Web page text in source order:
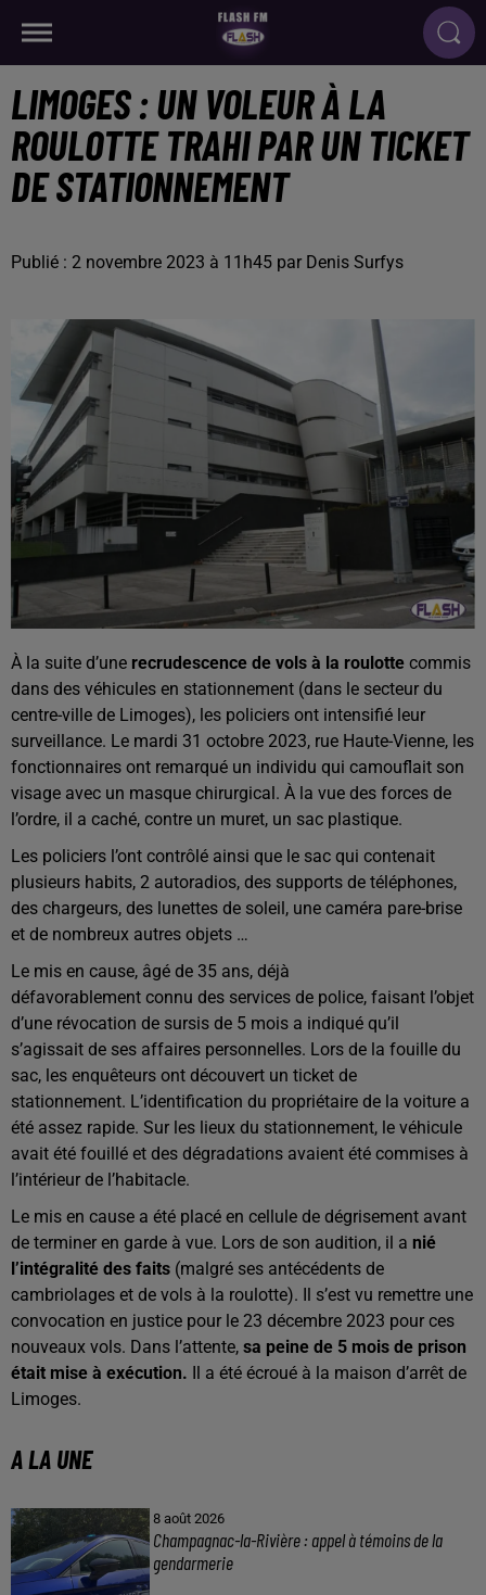
LIMOGES : UN VOLEUR À LA
ROULOTTE TRAHI PAR UN TICKET
DE STATIONNEMENT
Publié : 2 novembre 2023 à 11h45 par Denis Surfys
À la suite d’une recrudescence de vols à la roulotte commis
dans des véhicules en stationnement (dans le secteur du
centre-ville de Limoges), les policiers ont intensifié leur
surveillance. Le mardi 31 octobre 2023, rue Haute-Vienne, les
fonctionnaires ont remarqué un individu qui camouflait son
visage avec un masque chirurgical. À la vue des forces de
l’ordre, il a caché, contre un muret, un sac plastique.
Les policiers l’ont contrôlé ainsi que le sac qui contenait
plusieurs habits, 2 autoradios, des supports de téléphones,
des chargeurs, des lunettes de soleil, une caméra pare-brise
et de nombreux autres objets …
Le mis en cause, âgé de 35 ans, déjà
défavorablement connu des services de police, faisant l’objet
d’une révocation de sursis de 5 mois a indiqué qu’il
s’agissait de ses affaires personnelles. Lors de la fouille du
sac, les enquêteurs ont découvert un ticket de
stationnement. L’identification du propriétaire de la voiture a
été assez rapide. Sur les lieux du stationnement, le véhicule
avait été fouillé et des dégradations avaient été commises à
l’intérieur de l’habitacle.
Le mis en cause a été placé en cellule de dégrisement avant
de terminer en garde à vue. Lors de son audition, il a nié
l’intégralité des faits (malgré ses antécédents de
cambriolages et de vols à la roulotte). Il s’est vu remettre une
convocation en justice pour le 23 décembre 2023 pour ces
nouveaux vols. Dans l’attente, sa peine de 5 mois de prison
était mise à exécution. Il a été écroué à la maison d’arrêt de
Limoges.
A LA UNE
8 août 2026
Champagnac-la-Rivière : appel à témoins de la
gendarmerie